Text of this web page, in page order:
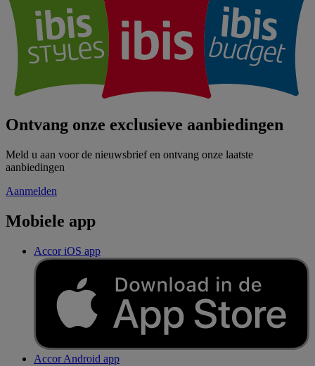
Ontvang onze exclusieve aanbiedingen
Meld u aan voor de nieuwsbrief en ontvang onze laatste
aanbiedingen
Aanmelden
Mobiele app
Accor iOS app
Accor Android app